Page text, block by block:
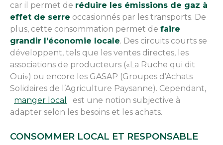
car il permet de réduire les émissions de gaz à
effet de serre occasionnés par les transports. De
plus, cette consommation permet de faire
grandir l’économie locale. Des circuits courts se
développent, tels que les ventes directes, les
associations de producteurs («La Ruche qui dit
Oui») ou encore les GASAP (Groupes d’Achats
Solidaires de l’Agriculture Paysanne). Cependant,
manger local
est une notion subjective à
adapter selon les besoins et les achats.
CONSOMMER LOCAL ET RESPONSABLE